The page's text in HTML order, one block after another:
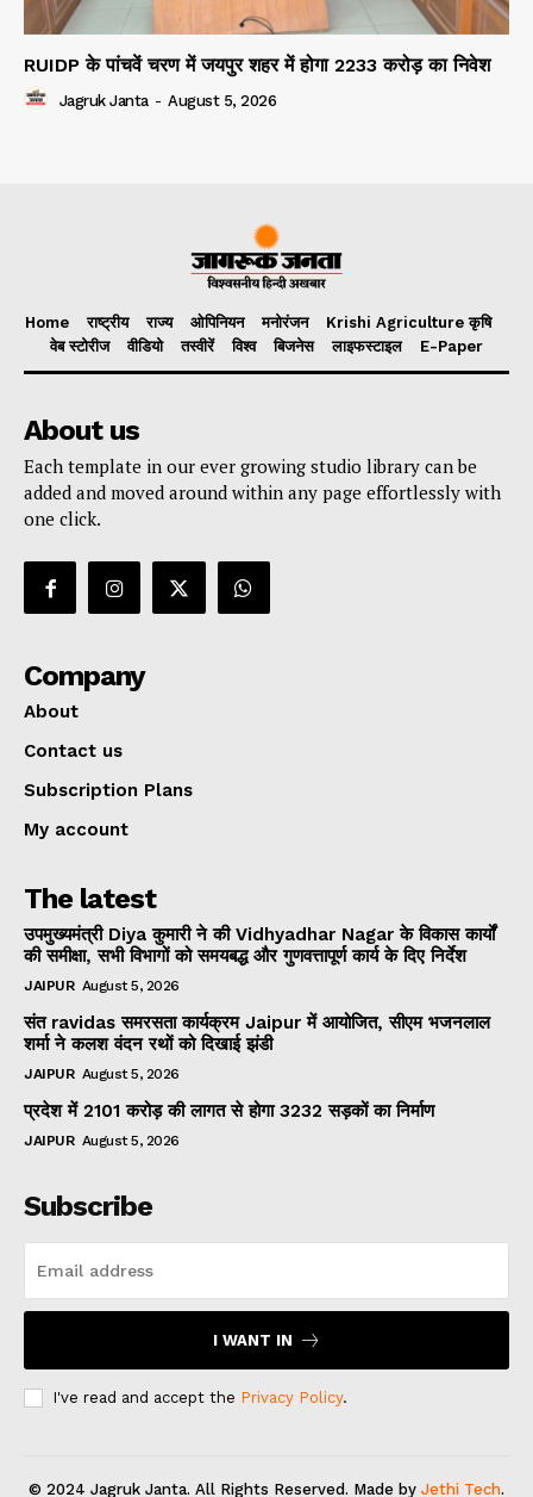
RUIDP के पांचवें चरण में जयपुर शहर में होगा 2233 करोड़ का निवेश
Jagruk Janta - August 5, 2026
Home राष्ट्रीय राज्य ओपिनियन मनोरंजन
Krishi Agriculture कृषि
वेब स्टोरीज
वीडियो तस्वीरें विश्व बिजनेस लाइफस्टाइल E-Paper
About us
Each template in our ever growing studio library can be
added and moved around within any page effortlessly with
one click.
Company
About
Contact us
Subscription Plans
My account
The latest
उपमुख्यमंत्री Diya कुमारी ने की Vidhyadhar Nagar के विकास कार्यों
की समीक्षा, सभी विभागों को समयबद्ध और गुणवत्तापूर्ण कार्य के दिए निर्देश
JAIPUR August 5, 2026
संत ravidas समरसता कार्यक्रम Jaipur में आयोजित, सीएम भजनलाल
शर्मा ने कलश वंदन रथों को दिखाई झंडी
JAIPUR August 5, 2026
प्रदेश में 2101 करोड़ की लागत से होगा 3232 सड़कों का निर्माण
JAIPUR August 5, 2026
Subscribe
I WANT IN
I've read and accept the Privacy Policy.
© 2024 Jagruk Janta. All Rights Reserved. Made by Jethi Tech.